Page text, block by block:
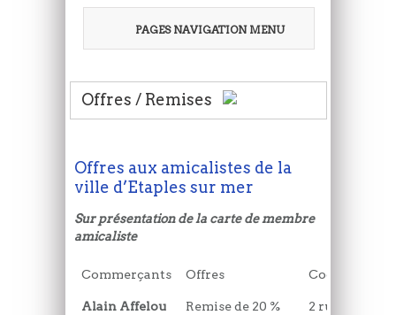
PAGES NAVIGATION MENU
Offres / Remises
Offres aux amicalistes de la
ville d’Etaples sur mer
Sur présentation de la carte de membre
amicaliste
Commerçants Offres Coordonnées
Alain Affelou
Remise de 20 %
2 rue du port,